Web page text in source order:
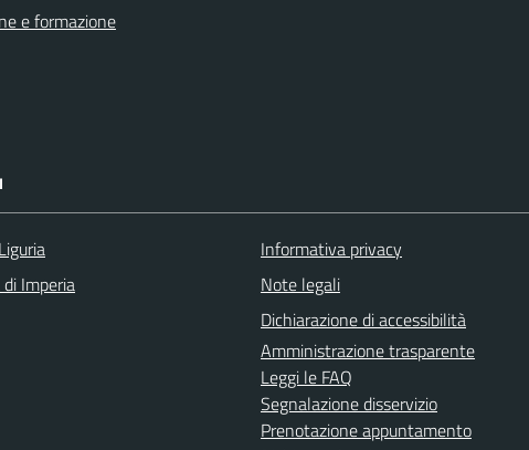
e formazione
Imperia
Informativa privacy
Note legali
Dichiarazione di accessibilità
Amministrazione trasparente
Leggi le FAQ
Segnalazione disservizio
Prenotazione appuntamento